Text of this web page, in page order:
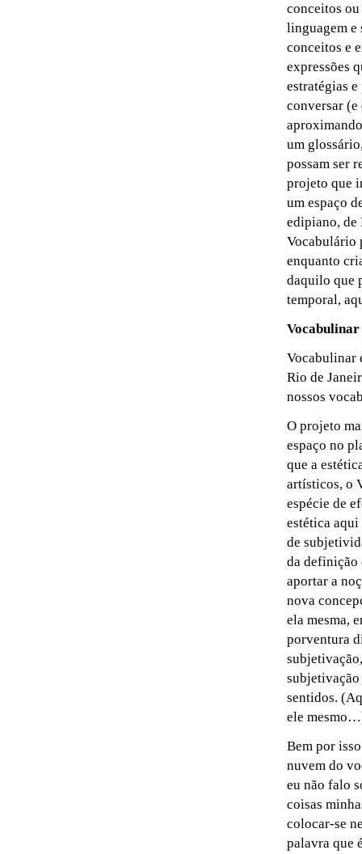
conceitos
linguagem e
conceitos e
expressões
estratégias
conversar (e
um
possam ser
projeto que
um espaço
edipiano, de
Vocabulário
enquanto
daquilo que
temporal,
Vocabulinar
Vocabulinar
Rio de
nossos
O projeto
espaço no
que a
artísticos, o
espécie de
estética aqui
de
da definição
aportar a
nova
ela mesma,
porventura
sentidos.
ele
Bem por
nuvem do
eu não falo
coisas
colocar-se
palavra que